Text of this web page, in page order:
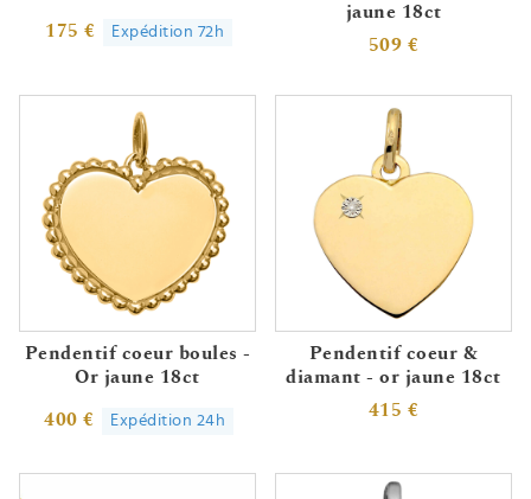
175 € Expédition 72h
jaune 18ct
509 €
Pendentif coeur boules -
Or jaune 18ct
400 € Expédition 24h
Pendentif coeur &
diamant - or jaune 18ct
415 €